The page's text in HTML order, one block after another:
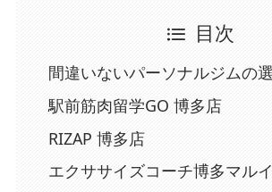
目次
間違いないパーソナルジムの
駅前筋肉留学GO 博多店
RIZAP 博多店
エクササイズコーチ博多マル